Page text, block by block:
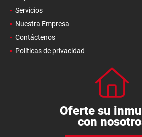
Servicios
Nuestra Empresa
Contáctenos
Políticas de privacidad
Oferte su
con